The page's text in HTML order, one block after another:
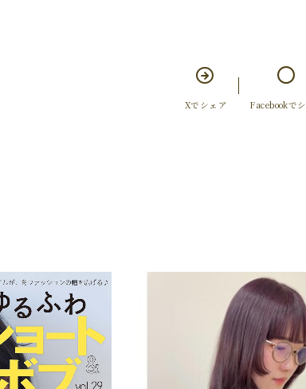
Xでシェア Facebookで